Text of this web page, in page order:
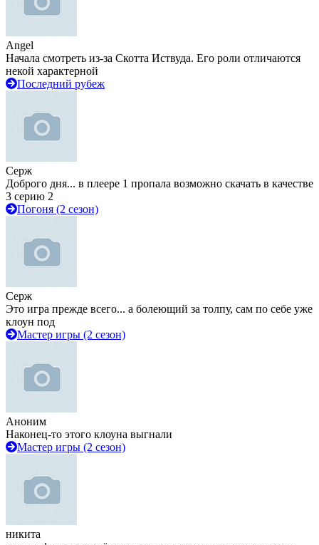
Angel
Начала смотреть из-за Скотта Иствуда. Его роли отличаются
некой характерной
Последний рубеж
Серж
Доброго дня... в плеере 1 пропала возможно скачать в качестве
3 серию 2
Погоня (2 сезон)
Серж
Это игра прежде всего... а болеющий за толпу, сам по себе уже
клоун под
Мастер игры (2 сезон)
Аноним
Наконец-то этого клоуна выгнали
Мастер игры (2 сезон)
никита